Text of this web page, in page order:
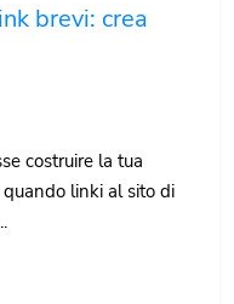
brevi: crea
costruire la tua
linki al sito di